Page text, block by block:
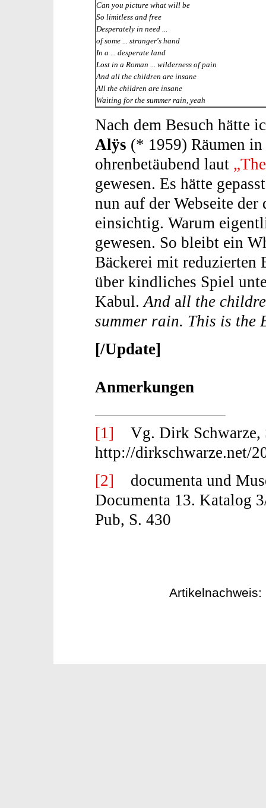
Can you picture what will be
So limitless and free
Desperately in need ...
of some ... stranger's hand
In a ... desperate land
Lost in a Roman ... wilderness of pain
And all the children are insane
All the children are insane
Waiting for the summer rain, yeah
Nach dem Besuch hätte
Alÿs (* 1959) Räumen
ohrenbetäubend laut
gewesen. Es hätte
nun auf der Webseite
einsichtig. Warum
gewesen. So bleibt ein
Bäckerei mit
über kindliches Spiel
Kabul.And all the
summer rain. This is the
[/Update]
Anmerkungen
[1] Vg. Dirk Schwarze,
http://dirkschwarze.net/
[2] documenta und
Documenta 13. Katalog
Pub, S. 430
Artikelnachweis: